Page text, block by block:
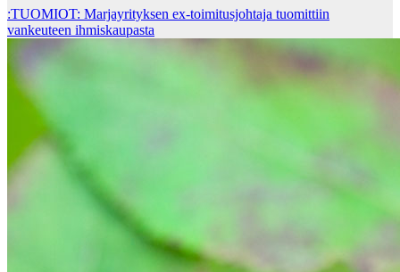
:TUOMIOT: Marjayrityksen ex-toimitusjohtaja tuomittiin
vankeuteen ihmiskaupasta